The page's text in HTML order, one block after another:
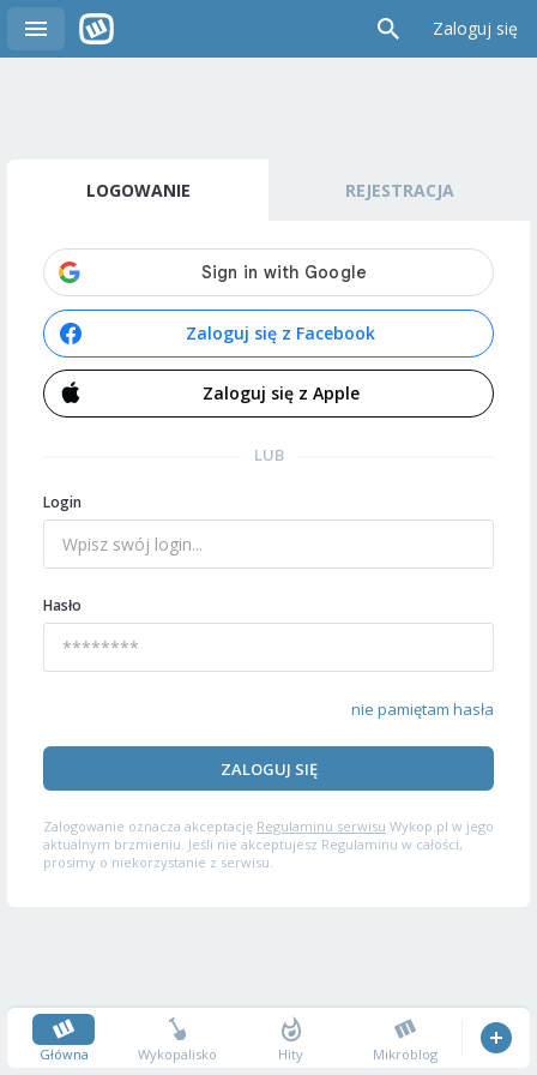
Zaloguj się
LOGOWANIE REJESTRACJA
Zaloguj się z Facebook
Zaloguj się z Apple
LUB
Login
Hasło
nie pamiętam hasła
ZALOGUJ SIĘ
Zalogowanie oznacza akceptację Regulaminu serwisu Wykop.pl w jego
aktualnym brzmieniu. Jeśli nie akceptujesz Regulaminu w całości,
prosimy o niekorzystanie z serwisu.
Główna Wykopalisko Hity Mikroblog